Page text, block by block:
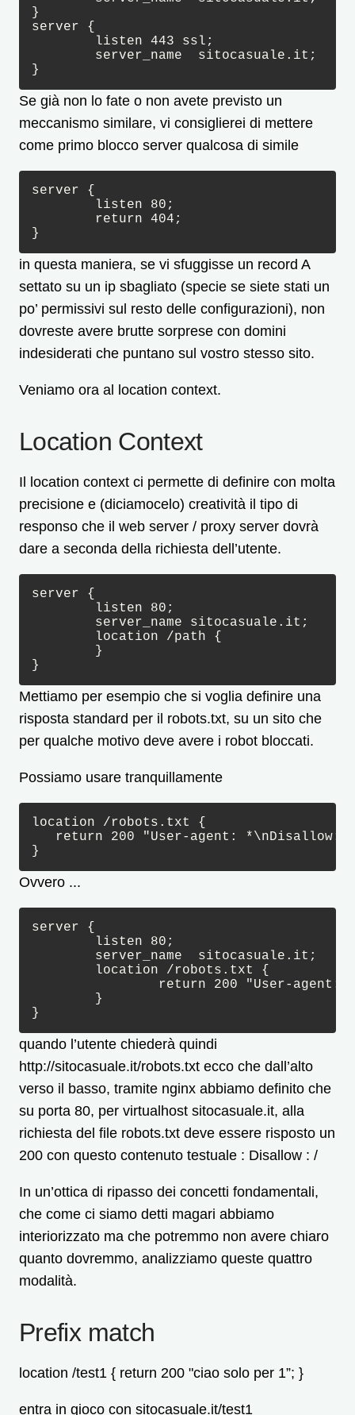
}
server {
}
Se già non lo fate o non avete previsto un
meccanismo similare, vi consiglierei di mettere
come primo blocco server qualcosa di simile
server {
}
in questa maniera, se vi sfuggisse un record A
settato su un ip sbagliato (specie se siete stati un
po’ permissivi sul resto delle configurazioni), non
dovreste avere brutte sorprese con domini
indesiderati che puntano sul vostro stesso sito.
Veniamo ora al location context.
Location Context
Il location context ci permette di definire con molta
precisione e (diciamocelo) creatività il tipo di
responso che il web server / proxy server dovrà
dare a seconda della richiesta dell’utente.
server {
}
Mettiamo per esempio che si voglia definire una
risposta standard per il robots.txt, su un sito che
per qualche motivo deve avere i robot bloccati.
Possiamo usare tranquillamente
location /robots.txt {
return 200 "User-agent: *\nDisallow:
}
Ovvero ...
server {
}
quando l’utente chiederà quindi
http://sitocasuale.it/robots.txt ecco che dall’alto
verso il basso, tramite nginx abbiamo definito che
su porta 80, per virtualhost sitocasuale.it, alla
richiesta del file robots.txt deve essere risposto un
200 con questo contenuto testuale : Disallow : /
In un’ottica di ripasso dei concetti fondamentali,
che come ci siamo detti magari abbiamo
interiorizzato ma che potremmo non avere chiaro
quanto dovremmo, analizziamo queste quattro
modalità.
Prefix match
location /test1 { return 200 "ciao solo per 1”; }
entra in gioco con sitocasuale.it/test1